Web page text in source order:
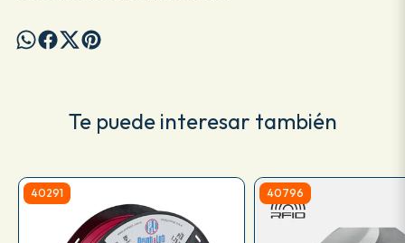
Te puede interesar también
40291 40796